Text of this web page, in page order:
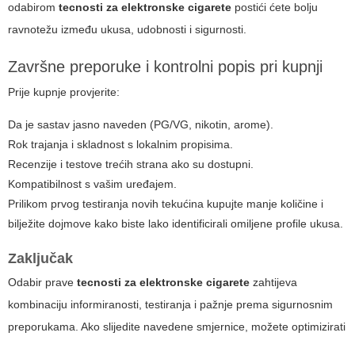
odabirom tecnosti za elektronske cigarete postići ćete bolju
ravnotežu između ukusa, udobnosti i sigurnosti.
Završne preporuke i kontrolni popis pri kupnji
Prije kupnje provjerite:
Da je sastav jasno naveden (PG/VG, nikotin, arome).
Rok trajanja i skladnost s lokalnim propisima.
Recenzije i testove trećih strana ako su dostupni.
Kompatibilnost s vašim uređajem.
Prilikom prvog testiranja novih tekućina kupujte manje količine i
bilježite dojmove kako biste lako identificirali omiljene profile ukusa.
Zaključak
Odabir prave tecnosti za elektronske cigarete zahtijeva
kombinaciju informiranosti, testiranja i pažnje prema sigurnosnim
preporukama. Ako slijedite navedene smjernice, možete optimizirati